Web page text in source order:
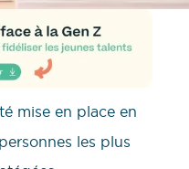
mise en place en
les plus